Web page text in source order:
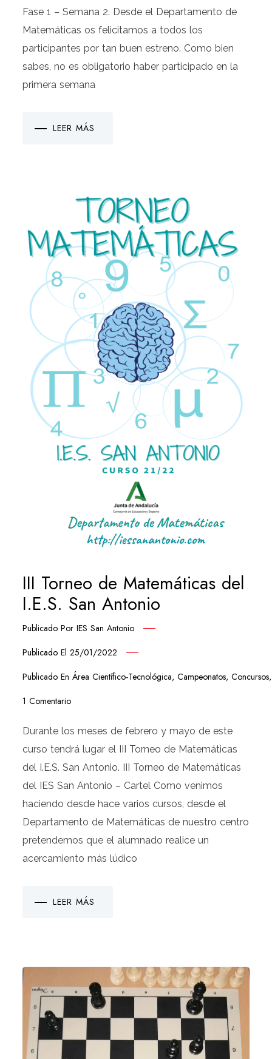
Fase 1 – Semana 2. Desde el Departamento de
Matemáticas os felicitamos a todos los
participantes por tan buen estreno. Como bien
sabes, no es obligatorio haber participado en la
primera semana
LEER MÁS
III Torneo de Matemáticas del
I.E.S. San Antonio
Publicado PorIES San Antonio
Publicado El25/01/2022
Publicado EnÁrea Científico-Tecnológica,Campeonatos,Concursos
1 Comentario
Durante los meses de febrero y mayo de este
curso tendrá lugar el III Torneo de Matemáticas
del I.E.S. San Antonio. III Torneo de Matemáticas
del IES San Antonio – Cartel Como venimos
haciendo desde hace varios cursos, desde el
Departamento de Matemáticas de nuestro centro
pretendemos que el alumnado realice un
acercamiento más lúdico
LEER MÁS